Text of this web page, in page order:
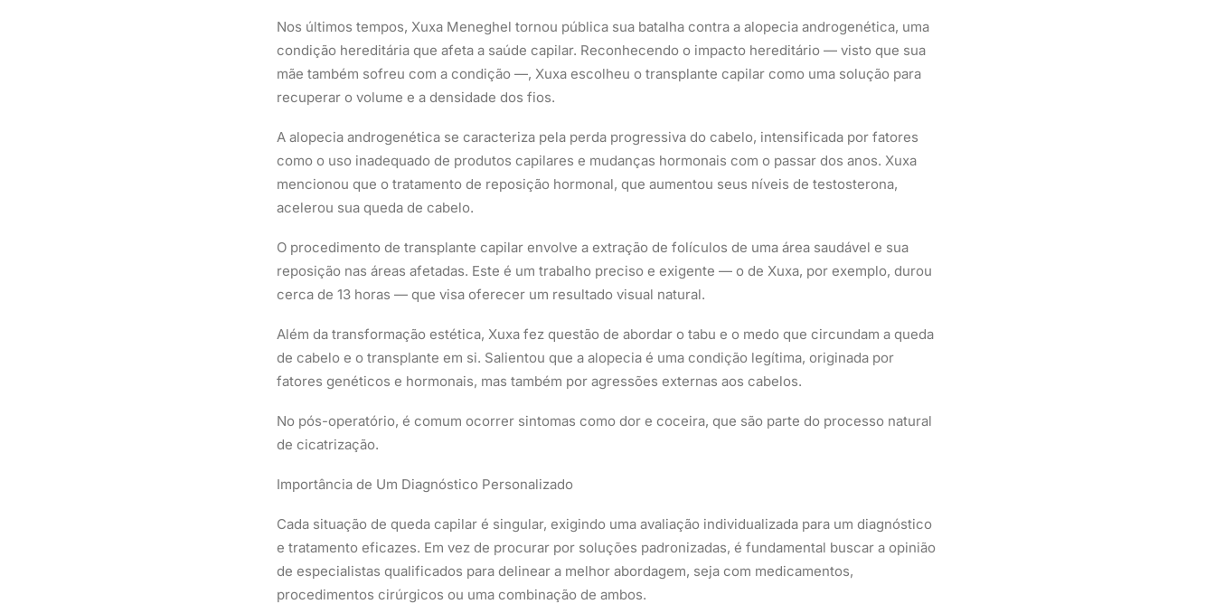
Nos últimos tempos, Xuxa Meneghel tornou pública sua batalha contra a alopecia androgenética, uma
condição hereditária que afeta a saúde capilar. Reconhecendo o impacto hereditário — visto que sua
mãe também sofreu com a condição —, Xuxa escolheu o transplante capilar como uma solução para
recuperar o volume e a densidade dos fios.
A alopecia androgenética se caracteriza pela perda progressiva do cabelo, intensificada por fatores
como o uso inadequado de produtos capilares e mudanças hormonais com o passar dos anos. Xuxa
mencionou que o tratamento de reposição hormonal, que aumentou seus níveis de testosterona,
acelerou sua queda de cabelo.
O procedimento de transplante capilar envolve a extração de folículos de uma área saudável e sua
reposição nas áreas afetadas. Este é um trabalho preciso e exigente — o de Xuxa, por exemplo, durou
cerca de 13 horas — que visa oferecer um resultado visual natural.
Além da transformação estética, Xuxa fez questão de abordar o tabu e o medo que circundam a queda
de cabelo e o transplante em si. Salientou que a alopecia é uma condição legítima, originada por
fatores genéticos e hormonais, mas também por agressões externas aos cabelos.
No pós-operatório, é comum ocorrer sintomas como dor e coceira, que são parte do processo natural
de cicatrização.
Importância de Um Diagnóstico Personalizado
Cada situação de queda capilar é singular, exigindo uma avaliação individualizada para um diagnóstico
e tratamento eficazes. Em vez de procurar por soluções padronizadas, é fundamental buscar a opinião
de especialistas qualificados para delinear a melhor abordagem, seja com medicamentos,
procedimentos cirúrgicos ou uma combinação de ambos.